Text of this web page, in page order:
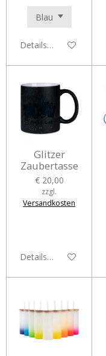
Details anzeigen
Glitzer
Zaubertasse
€ 20,00
zzgl.
Versandkosten
Details anzeigen